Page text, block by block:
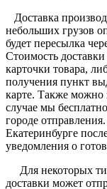
Доставка
небольших грузов
будет пересылка
Стоимость
карточки товара,
получения пункт
карте. Также можно
случае мы
городе
Екатеринбурге
уведомления о
Для некоторых
доставки может